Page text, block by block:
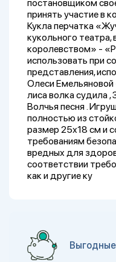
постановщиком
принять участие в
Кукла перчатка
кукольного
королевством» -
использовать при
представления,
Олеси
лиса волка судила ,
Волчья песня .
полностью из
размер 25х18 см и
требованиям
вредных для
соответствии
как и другие ку
Выгодные